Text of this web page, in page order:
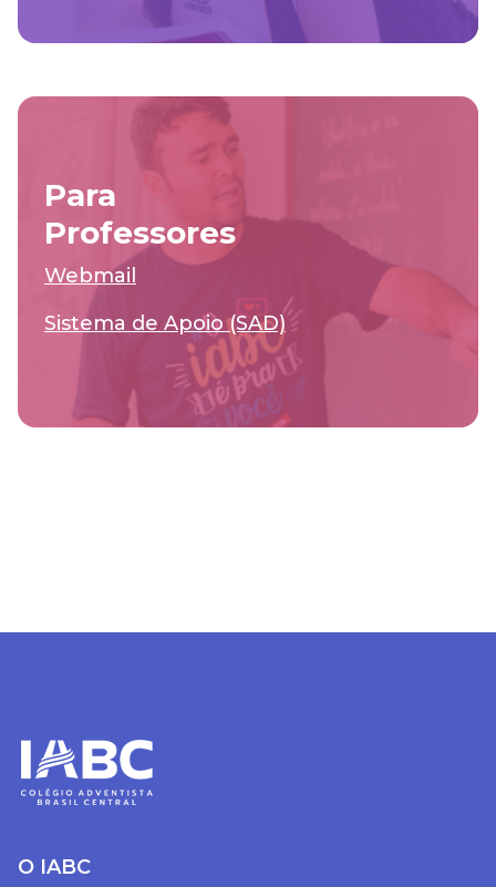
Para
Professores
Webmail
Sistema de Apoio (SAD)
O IABC